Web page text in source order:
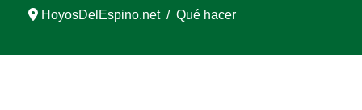
HoyosDelEspino.net Qué hacer